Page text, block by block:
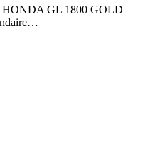
HONDA GL 1800 GOLD